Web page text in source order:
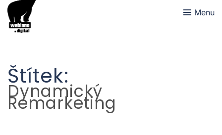
Menu
Štítek:
Dynamický
Remarketing